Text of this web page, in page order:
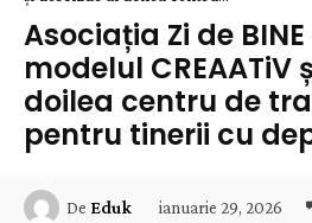
Asociația Zi de
modelul CREAATiV
doilea centru de
pentru tinerii cu
De Eduk ianuarie 29, 2026